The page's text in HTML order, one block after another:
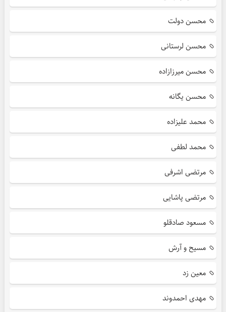
محسن دولت
محسن لرستانی
محسن میرزازاده
محسن یگانه
محمد علیزاده
محمد لطفی
مرتضی اشرفی
مرتضی پاشایی
مسعود صادقلو
مسیح و آرش
معین زد
مهدی احمدوند